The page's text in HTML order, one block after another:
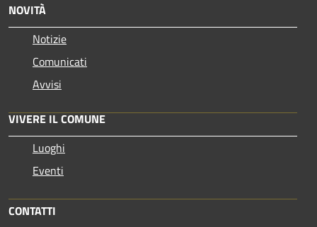
NOVITÀ
Notizie
Comunicati
Avvisi
VIVERE IL COMUNE
Luoghi
Eventi
CONTATTI